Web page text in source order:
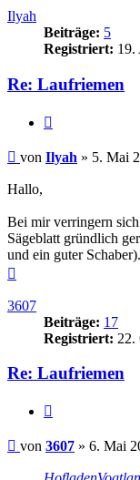
Ilyah
Beiträge: 5
Registriert: 19.
Re: Laufriemen
Beitrag
von Ilyah » 5. Mai
Hallo,
Bei mir verringern
Sägeblatt gründlich
und ein guter Schaber).
3607
Beiträge: 17
Registriert: 22.
Re: Laufriemen
Beitrag
von 3607 » 6. Mai